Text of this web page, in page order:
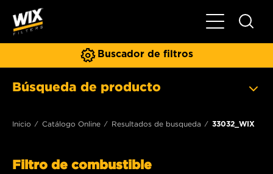
Toggle
Buscador de filtros
Búsqueda de producto
Inicio Catálogo Online Resultados de busqueda 33032_WIX
Filtro de combustible